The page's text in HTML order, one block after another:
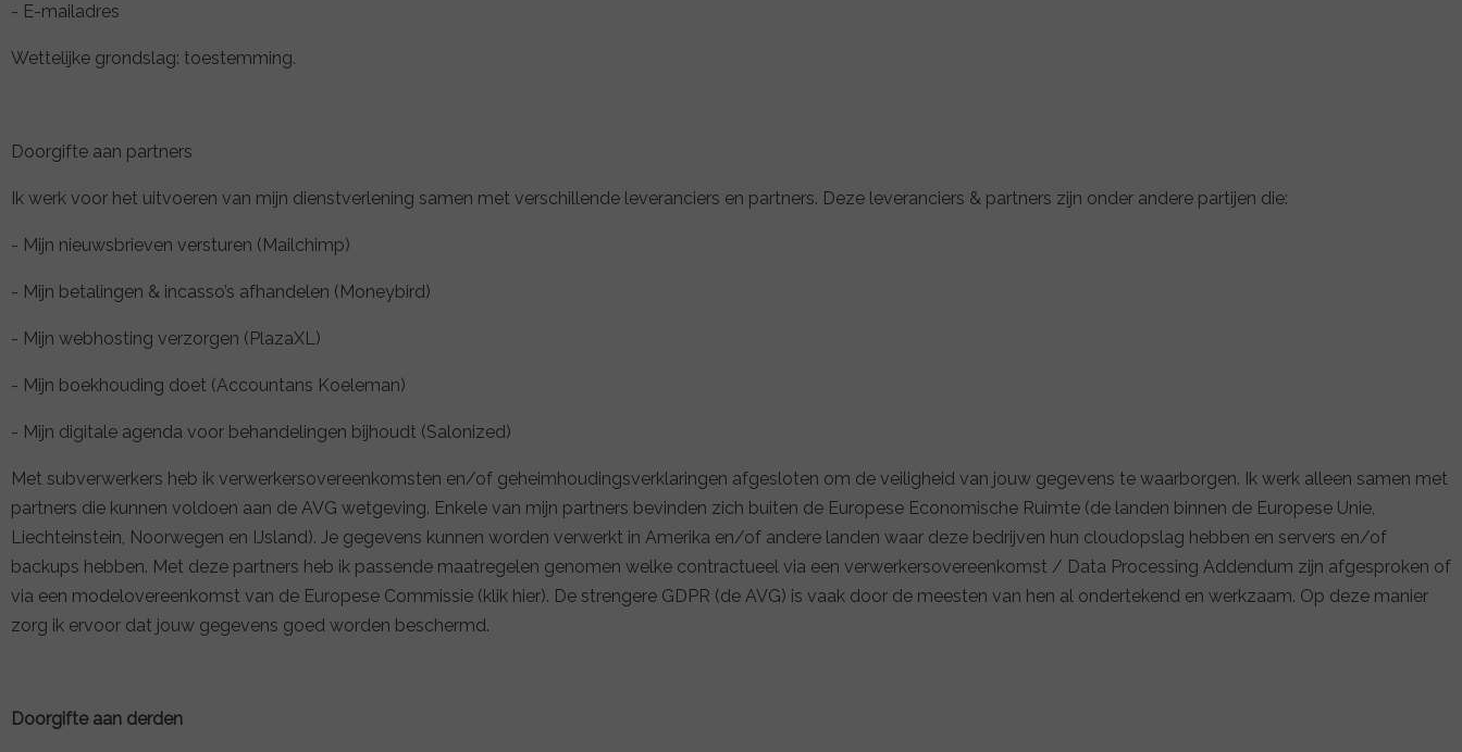
- E-mailadres
Wettelijke grondslag: toestemming.
Doorgifte aan partners
Ik werk voor het uitvoeren van mijn dienstverlening samen met verschillende leveranciers en partners. Deze leveranciers & partners zijn onder andere partijen die:
- Mijn nieuwsbrieven versturen (Mailchimp)
- Mijn betalingen & incasso’s afhandelen (Moneybird)
- Mijn webhosting verzorgen (PlazaXL)
- Mijn boekhouding doet (Accountans Koeleman)
- Mijn digitale agenda voor behandelingen bijhoudt (Salonized)
Met subverwerkers heb ik verwerkersovereenkomsten en/of geheimhoudingsverklaringen afgesloten om de veiligheid van jouw gegevens te waarborgen. Ik werk alleen samen met
partners die kunnen voldoen aan de AVG wetgeving. Enkele van mijn partners bevinden zich buiten de Europese Economische Ruimte (de landen binnen de Europese Unie,
Liechteinstein, Noorwegen en IJsland). Je gegevens kunnen worden verwerkt in Amerika en/of andere landen waar deze bedrijven hun cloudopslag hebben en servers en/of
backups hebben. Met deze partners heb ik passende maatregelen genomen welke contractueel via een verwerkersovereenkomst / Data Processing Addendum zijn afgesproken of
via een modelovereenkomst van de Europese Commissie (klik hier). De strengere GDPR (de AVG) is vaak door de meesten van hen al ondertekend en werkzaam. Op deze manier
zorg ik ervoor dat jouw gegevens goed worden beschermd.
Doorgifte aan derden